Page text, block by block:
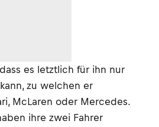
es letztlich für ihn nur
zu welchen er
McLaren oder Mercedes.
ihre zwei Fahrer